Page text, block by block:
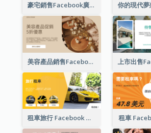
豪宅銷售Facebook廣告
美容產品銷售Facebook廣告
租車旅行 Facebook 廣告 租車